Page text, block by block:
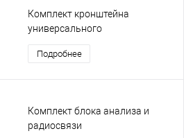
Комплект кронштейна
универсального
Подробнее
Комплект блока анализа и
радиосвязи